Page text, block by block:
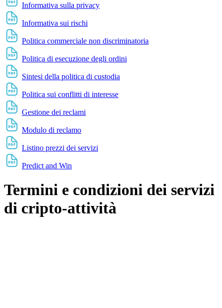
Informativa sulla privacy
Informativa sui rischi
Politica commerciale non discriminatoria
Politica di esecuzione degli ordini
Sintesi della politica di custodia
Politica sui conflitti di interesse
Gestione dei reclami
Modulo di reclamo
Listino prezzi dei servizi
Predict and Win
Termini e condizioni dei servizi
di cripto-attività